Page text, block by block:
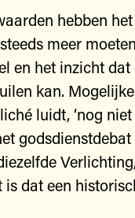
hebben
meer
en het inzicht
kan.
luidt, ‘nog
dat een